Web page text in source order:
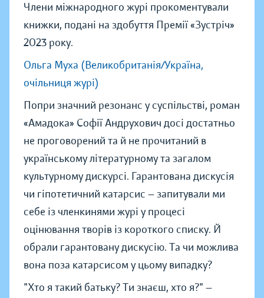
Члени міжнародного журі прокоментували
книжки, подані на здобуття Премії «Зустріч»
2023 року.
Ольга Муха (Великобританія/Україна,
очільниця журі)
Попри значний резонанс у суспільстві, роман
«Амадока» Софії Андрухович досі достатньо
не проговорений та й не прочитаний в
українському літературному та загалом
культурному дискурсі. Гарантована дискусія
чи гіпотетичний катарсис — запитували ми
себе із членкинями журі у процесі
оцінювання творів із короткого списку. Й
обрали гарантовану дискусію. Та чи можлива
вона поза катарсисом у цьому випадку?
"Хто я такий батьку? Ти знаєш, хто я?" —